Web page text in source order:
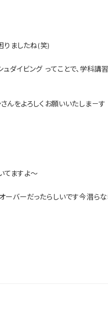
りましたね(笑)
ュダイビング ってことで、学科講
んをよろしくお願いいたしま－す
てますよ～
ーバーだったらしいです今潜ら